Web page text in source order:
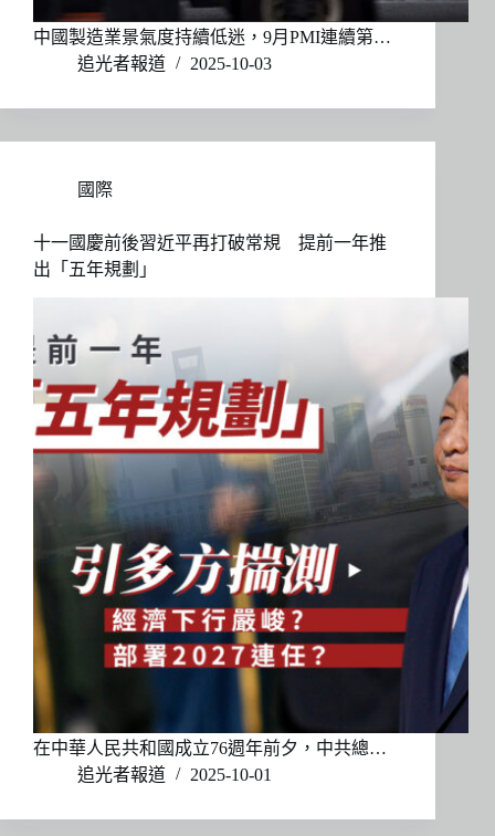
中國製造業景氣度持續低迷，9月PMI連續第…
追光者報道
2025-10-03
國際
十一國慶前後習近平再打破常規 提前一年推
出「五年規劃」
在中華人民共和國成立76週年前夕，中共總…
追光者報道
2025-10-01